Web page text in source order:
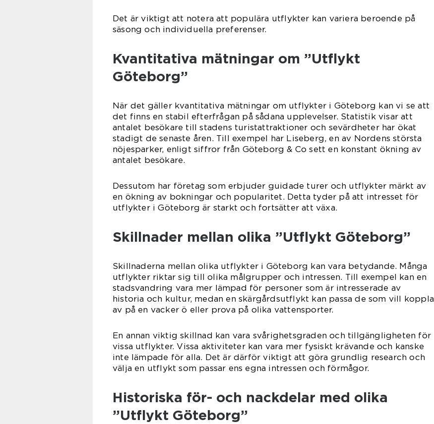
Det är viktigt att notera att populära utflykter kan variera beroende på
säsong och individuella preferenser.
Kvantitativa mätningar om ”Utflykt
Göteborg”
När det gäller kvantitativa mätningar om utflykter i Göteborg kan vi se att
det finns en stabil efterfrågan på sådana upplevelser. Statistik visar att
antalet besökare till stadens turistattraktioner och sevärdheter har ökat
stadigt de senaste åren. Till exempel har Liseberg, en av Nordens största
nöjesparker, enligt siffror från Göteborg & Co sett en konstant ökning av
antalet besökare.
Dessutom har företag som erbjuder guidade turer och utflykter märkt av
en ökning av bokningar och popularitet. Detta tyder på att intresset för
utflykter i Göteborg är starkt och fortsätter att växa.
Skillnader mellan olika ”Utflykt Göteborg”
Skillnaderna mellan olika utflykter i Göteborg kan vara betydande. Många
utflykter riktar sig till olika målgrupper och intressen. Till exempel kan en
stadsvandring vara mer lämpad för personer som är intresserade av
historia och kultur, medan en skärgårdsutflykt kan passa de som vill koppla
av på en vacker ö eller prova på olika vattensporter.
En annan viktig skillnad kan vara svårighetsgraden och tillgängligheten för
vissa utflykter. Vissa aktiviteter kan vara mer fysiskt krävande och kanske
inte lämpade för alla. Det är därför viktigt att göra grundlig research och
välja en utflykt som passar ens egna intressen och förmågor.
Historiska för- och nackdelar med olika
”Utflykt Göteborg”